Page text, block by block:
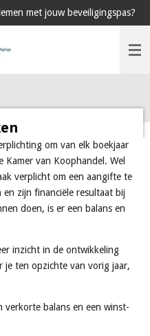
met jouw beveiligingspas?
om van elk boekjaar
van Koophandel. Wel
verplicht om een aangifte te
zijn financiële resultaat bij
doen, is er een balans en
inzicht in de ontwikkeling
je ten opzichte van vorig jaar,
verkorte balans en een winst-